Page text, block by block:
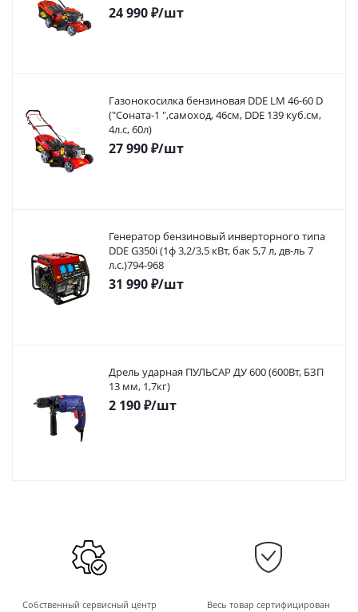
24 990₽/шт
Газонокосилка бензиновая DDE LM 46-60 D
("Соната-1 ",самоход, 46cм, DDE 139 куб.см,
4л.с, 60л)
27 990₽/шт
Генератор бензиновый инверторного типа
DDE G350i (1ф 3,2/3,5 кВт, бак 5,7 л, дв-ль 7
л.с.)794-968
31 990₽/шт
Дрель ударная ПУЛЬСАР ДУ 600 (600Вт, БЗП
13 мм, 1,7кг)
2 190₽/шт
Собственный сервисный центр Весь товар сертифицирован